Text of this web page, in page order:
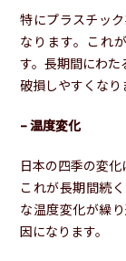
特にプラスチッ
なります。これ
す。長期間にわた
破損しやすくなり
– 温度変化
日本の四季の変化
これが長期間続
な温度変化が繰
因になります。